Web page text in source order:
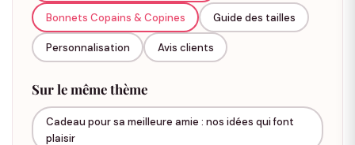
dans les galères, et avec qui chaque souvenir
devient une aventure. Quoi de mieux pour
célébrer cette complicité que de porter des
Les chaussettes assorties entre amis sont un
moyen simple, fun et décalé d'afficher votre lien
Bonnets Copains & Copines Guide des tailles
Personnalisation Avis clients
Sur le même thème
Cadeau pour sa meilleure amie : nos idées qui font
plaisir